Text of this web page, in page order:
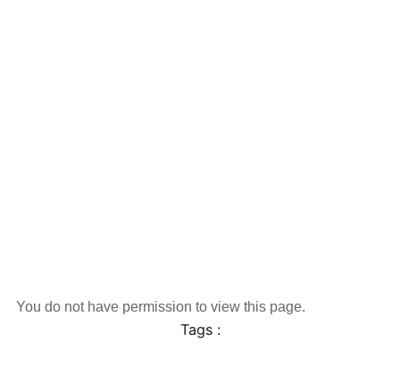
You do not have permission to view this page.
Tags :